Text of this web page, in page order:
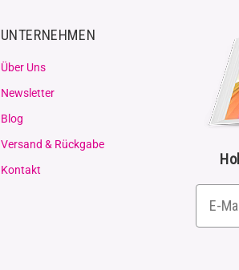
UNTERNEHMEN
Über Uns
Newsletter
Blog
Versand & Rückgabe
Kontakt